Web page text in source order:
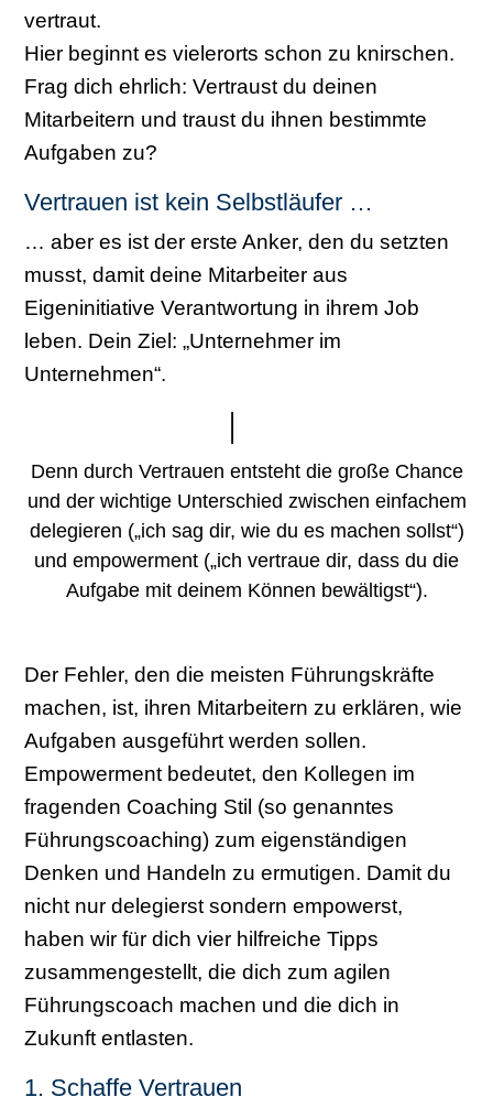
vertraut.
Hier beginnt es vielerorts schon zu knirschen.
Frag dich ehrlich: Vertraust du deinen
Mitarbeitern und traust du ihnen bestimmte
Aufgaben zu?
Vertrauen ist kein Selbstläufer …
… aber es ist der erste Anker, den du setzten
musst, damit deine Mitarbeiter aus
Eigeninitiative Verantwortung in ihrem Job
leben. Dein Ziel: „Unternehmer im
Unternehmen“.
Denn durch Vertrauen entsteht die große Chance
und der wichtige Unterschied zwischen einfachem
delegieren („ich sag dir, wie du es machen sollst“)
und empowerment („ich vertraue dir, dass du die
Aufgabe mit deinem Können bewältigst“).
Der Fehler, den die meisten Führungskräfte
machen, ist, ihren Mitarbeitern zu erklären, wie
Aufgaben ausgeführt werden sollen.
Empowerment bedeutet, den Kollegen im
fragenden Coaching Stil (so genanntes
Führungscoaching) zum eigenständigen
Denken und Handeln zu ermutigen. Damit du
nicht nur delegierst sondern empowerst,
haben wir für dich vier hilfreiche Tipps
zusammengestellt, die dich zum agilen
Führungscoach machen und die dich in
Zukunft entlasten.
1. Schaffe Vertrauen